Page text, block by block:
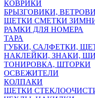
КОВРИКИ
БРЫЗГОВИКИ,
ЩЕТКИ СМЕТКИ
РАМКИ ДЛЯ НОМЕРА
ТАРА
ГУБКИ, САЛФЕТКИ,
НАКЛЕЙКИ, ЗНАКИ,
ТОНИРОВКА, ШТОРКИ
ОСВЕЖИТЕЛИ
КОЛПАКИ
ЩЕТКИ